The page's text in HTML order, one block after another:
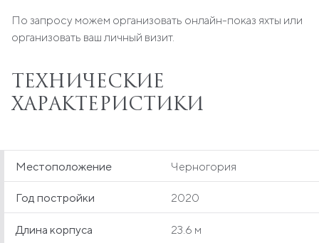
По запросу можем организовать онлайн-показ яхты или
организовать ваш личный визит.
ТЕХНИЧЕСКИЕ
ХАРАКТЕРИСТИКИ
Местоположение Черногория
Год постройки 2020
Длина корпуса 23.6 м